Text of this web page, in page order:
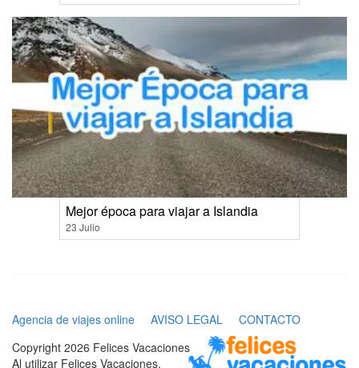
Mejor época para viajar a Islandia
23 Julio
Agencia de viajes online AVISO LEGAL
CONTACTO
Copyright 2026 Felices Vacaciones
Al utilizar Felices Vacaciones,